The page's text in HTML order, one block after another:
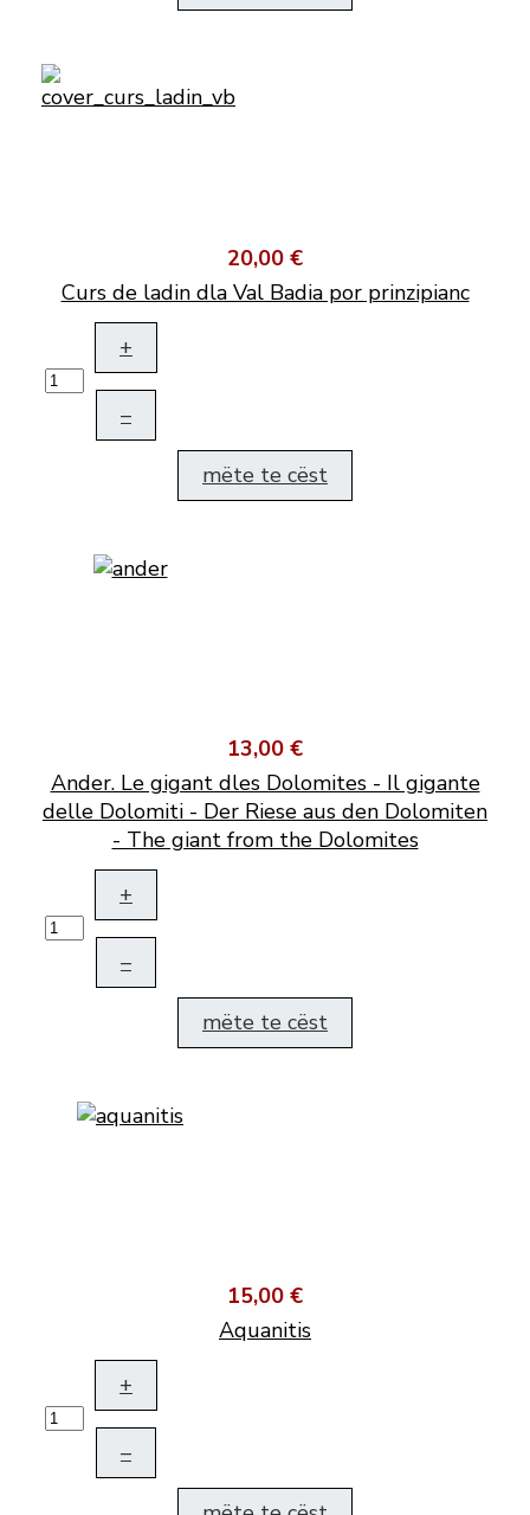
20,00 €
Curs de ladin dla Val Badia por prinzipianc
+
–
mëte te cëst
13,00 €
Ander. Le gigant dles Dolomites - Il gigante
delle Dolomiti - Der Riese aus den Dolomiten
- The giant from the Dolomites
+
–
mëte te cëst
15,00 €
Aquanitis
+
–